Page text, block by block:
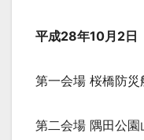
平成28年10月2日
第一会場 桜橋防災
第二会場 隅田公園